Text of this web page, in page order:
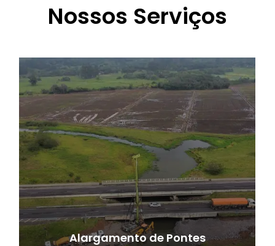
Nossos Serviços
Alargamento de Pontes